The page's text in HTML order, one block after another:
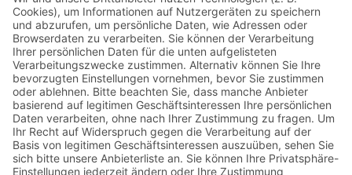
Jetzt beim BITO Newsletter
anmelden:
Lager- & Logistiknews
Exklusive Rabatte
Neuheiten